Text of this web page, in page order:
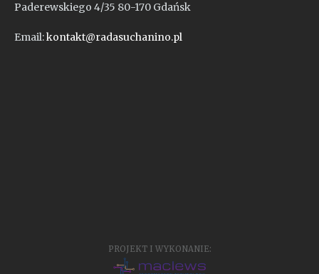
Paderewskiego 4/35 80-170 Gdańsk
Email:kontakt@radasuchanino.pl
PROJEKT I WYKONANIE: